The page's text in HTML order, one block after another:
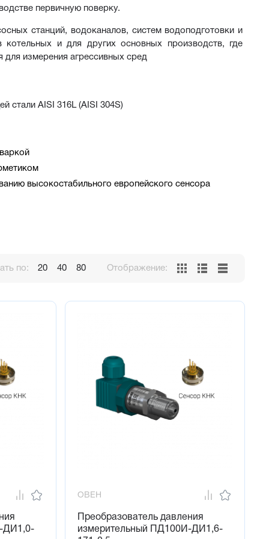
первичную поверку.
станций, водоканалов, систем водоподготовки и
и для других основных производств, где
для измерения агрессивных сред
стали AISI 316L (AISI 304S)
высокостабильного европейского сенсора
по: 20 40 80 Отображение:
ДИ1,0-
ОВЕН
Преобразователь давления
измерительный ПД100И-ДИ1,6-